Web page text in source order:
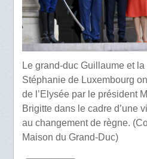
Le grand-duc Guillaume et
Stéphanie de Luxembourg
de l’Elysée par le président
Brigitte dans le cadre d’une
au changement de règne.
Maison du Grand-Duc)